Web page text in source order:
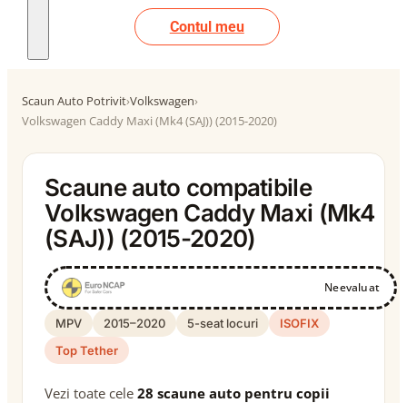
Contul meu
Scaun Auto Potrivit›Volkswagen›
Volkswagen Caddy Maxi (Mk4 (SAJ)) (2015-2020)
Scaune auto compatibile
Volkswagen Caddy Maxi (Mk4
(SAJ)) (2015-2020)
Neevaluat
MPV 2015–2020 5-seat locuri
ISOFIX
Top Tether
Vezi toate cele 28 scaune auto pentru copii